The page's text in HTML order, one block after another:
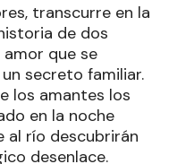
transcurre en la
de dos
que se
secreto familiar.
los amantes los
en la noche
al río descubrirán
desenlace.